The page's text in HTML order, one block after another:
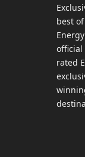
best
official
rated